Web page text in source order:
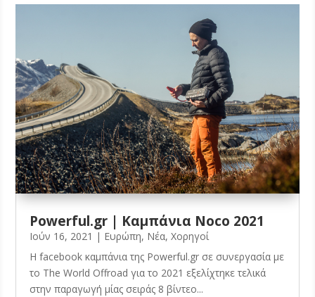
Powerful.gr | Καμπάνια Noco 2021
Ιούν 16, 2021 | Ευρώπη, Νέα,Χορηγοί
Η facebook καμπάνια της Powerful.gr σε συνεργασία με
το The World Offroad για το 2021 εξελίχτηκε τελικά
στην παραγωγή μίας σειράς 8 βίντεο...